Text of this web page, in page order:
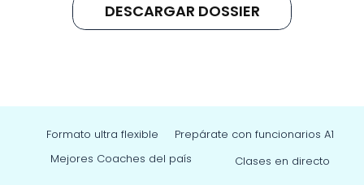
DESCARGAR DOSSIER
Formato ultra flexible
Prepárate con funcionarios A1
Mejores Coaches del país
Clases en directo